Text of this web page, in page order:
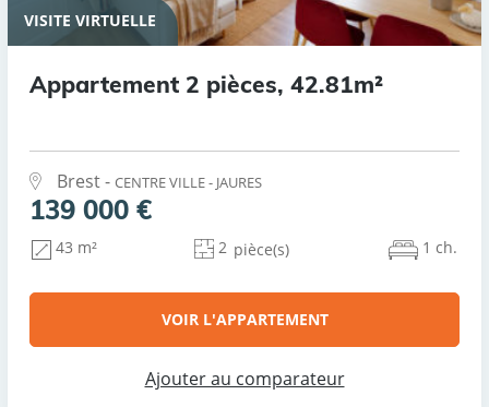
VISITE VIRTUELLE
Appartement 2 pièces, 42.81m²
Brest - CENTRE VILLE - JAURES
139 000 €
43 m² 2 pièce(s) 1 ch.
VOIR L'APPARTEMENT
Ajouter au comparateur